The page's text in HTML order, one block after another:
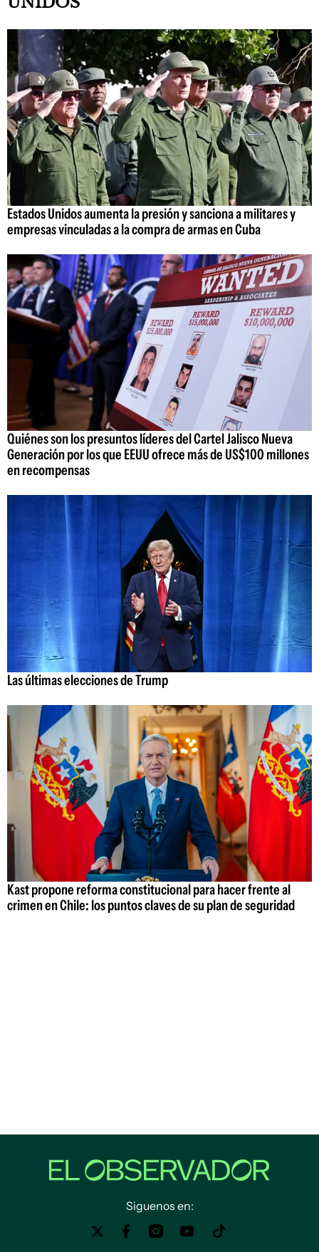
Estados Unidos aumenta la presión y sanciona a militares y
empresas vinculadas a la compra de armas en Cuba
Quiénes son los presuntos líderes del Cartel Jalisco Nueva
Generación por los que EEUU ofrece más de US$100 millones
en recompensas
Las últimas elecciones de Trump
Kast propone reforma constitucional para hacer frente al
crimen en Chile: los puntos claves de su plan de seguridad
Siguenos en: